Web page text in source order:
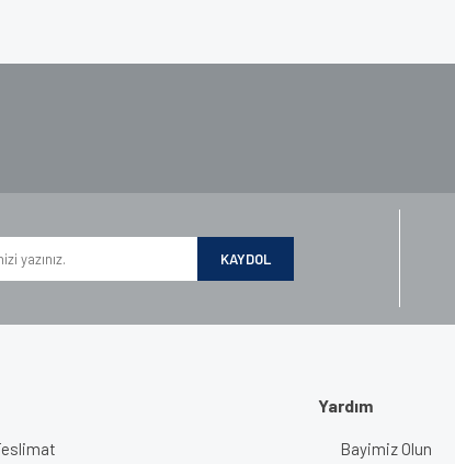
KAYDOL
Yardım
Bayimiz Olun